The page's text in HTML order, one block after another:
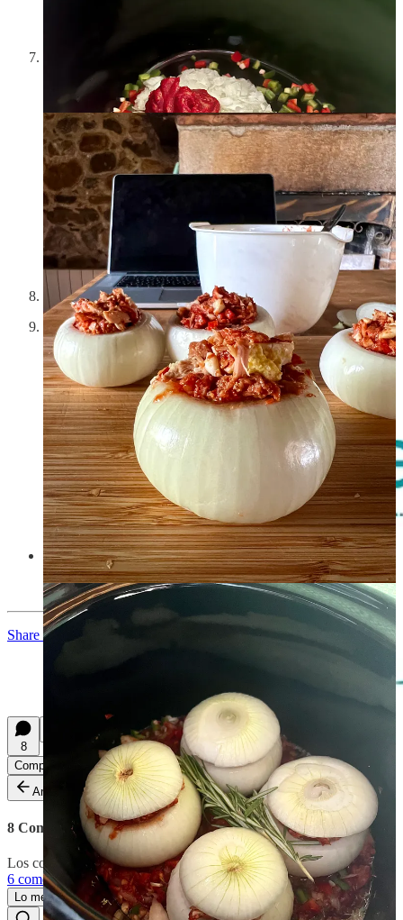
Rellena las cebollas con la mezcla, ponlas en el slow cooker
encima de la cama de verdura, pon unas ramas de tomillo y
romero, y coloca las tapas sobre cada cebolla.
Cocina durante 4 horas en alta.
Retira el romero y el tomillo. Sirve las cebollas sobre varios
cucharones de salsa.
Coloca las hierbas sobre la salsa, sin mezclar, para que luego
sea más fácil retirarlas cuando las cebollas estén hechas. No
queremos que queden en el plato, solo necesitamos su aroma.
Share Crockpotting | La cocina privada
8
Compartir
Anterior
Siguiente
8 Comentarios
Los comentarios están desactivados para este post.
6 comentarios más...
Lo mejor de Último